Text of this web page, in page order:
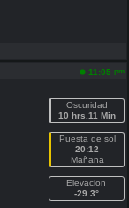
11:05 pm
Oscuridad
10 hrs.11 Min
Puesta de sol
20:12
Mañana
Elevacion
-29.3°